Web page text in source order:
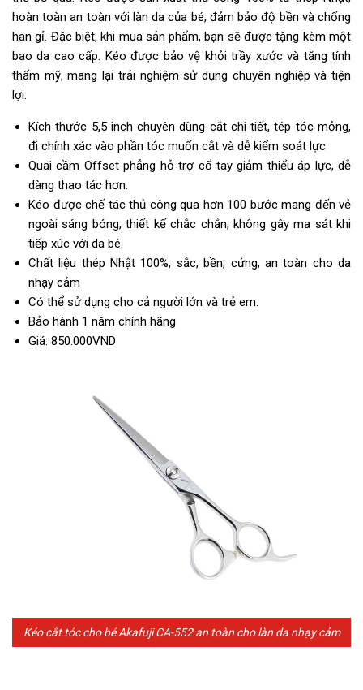
hoàn toàn an toàn với làn da của bé, đảm bảo độ bền và chống
han gỉ. Đặc biệt, khi mua sản phẩm, bạn sẽ được tặng kèm một
bao da cao cấp. Kéo được bảo vệ khỏi trầy xước và tăng tính
thẩm mỹ, mang lại trải nghiệm sử dụng chuyên nghiệp và tiện
lợi.
Kích thước 5,5 inch chuyên dùng cắt chi tiết, tép tóc mỏng,
đi chính xác vào phần tóc muốn cắt và dễ kiểm soát lực
Quai cầm Offset phẳng hỗ trợ cổ tay giảm thiểu áp lực, dễ
dàng thao tác hơn.
Kéo được chế tác thủ công qua hơn 100 bước mang đến vẻ
ngoài sáng bóng, thiết kế chắc chắn, không gây ma sát khi
tiếp xúc với da bé.
Chất liệu thép Nhật 100%, sắc, bền, cứng, an toàn cho da
nhạy cảm
Có thể sử dụng cho cả người lớn và trẻ em.
Bảo hành 1 năm chính hãng
Giá: 850.000VND
Kéo cắt tóc cho bé Akafuji CA-552 an toàn cho làn da nhạy cảm